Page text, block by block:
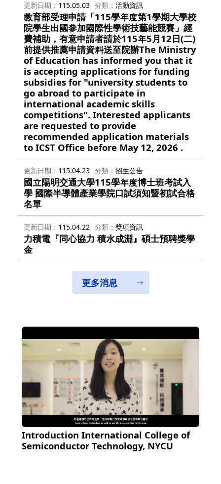
更新日期 115.05.03 分類 活動資訊
教育部受理申請「115學年度第1學期大學校
院學生出國參加國際性學術技藝能競賽」經
費補助，有意申請者請於115年5月12日(二)
前提供推薦申請資料送至院辦The Ministry
of Education has informed you that it
is accepting applications for funding
subsidies for "university students to
go abroad to participate in
international academic skills
competitions". Interested applicants
are requested to provide
recommended application materials
to ICST Office before May 12, 2026 .
更新日期 115.04.23 分類 招生公告
國立陽明交通大學115學年度博士班考試入
學 國際半導體產業學院口試須知暨初試合格
名單
更新日期 115.04.22 分類 獎項資訊
力積電『同心協力 積水成淵』碩士預聘獎學
金
更多消息
Introduction International College of
Semiconductor Technology, NYCU